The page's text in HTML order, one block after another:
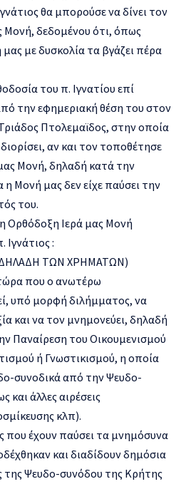
θα μπορούσε να δίνει τον
Μονή, δεδομένου ότι, όπως
με δυσκολία τα βγάζει πέρα
του π. Ιγνατίου επί
την εφημεριακή θέση του στον
Πτολεμαϊδος, στην οποία
αν και τον τοποθέτησε
Μονή, δηλαδή κατά την
Μονή μας δεν είχε παύσει την
του.
Ορθόδοξη Ιερά μας Μονή
:
ΤΩΝ ΧΡΗΜΑΤΩΝ)
που ο ανωτέρω
υπό μορφή διλήμματος, να
και να τον μνημονεύει, δηλαδή
Παναίρεση του Οικουμενισμού
ή Γνωστικισμού, η οποία
συνοδικά από την Ψευδο-
άλλες αιρέσεις
κλπ).
που έχουν παύσει τα μνημόσυνα
και διαδίδουν δημόσια
της Ψευδο-συνόδου της Κρήτης